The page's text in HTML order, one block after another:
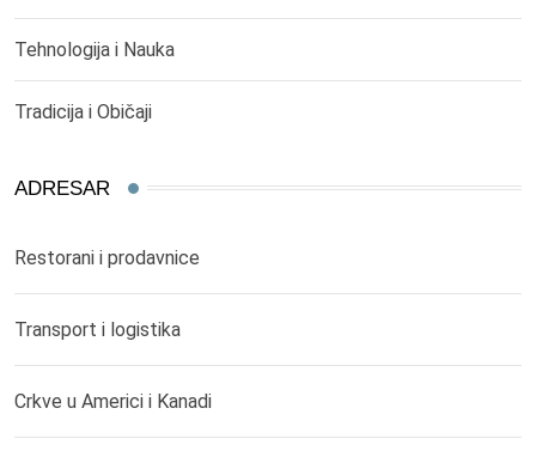
Tehnologija i Nauka
Tradicija i Običaji
ADRESAR
Restorani i prodavnice
Transport i logistika
Crkve u Americi i Kanadi